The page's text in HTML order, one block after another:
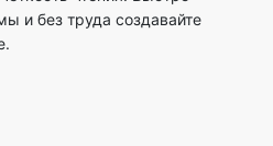
и без труда создавайте